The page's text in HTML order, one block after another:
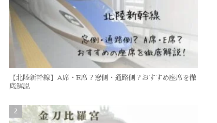
【北陸新幹線】A席・E席？窓側・通路側？おすすめ座席を徹
底解説